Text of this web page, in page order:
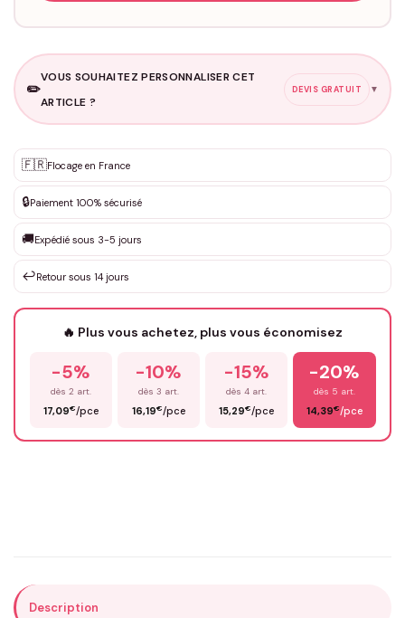
✏️
VOUS SOUHAITEZ PERSONNALISER CET
ARTICLE ?
DEVIS GRATUIT ▼
✨ Personnalisation sur mesure
DEVIS GRATUIT · Personnalisation de 3 à 10€ selon la demande
Que souhaitez-vous ?*
Votre texte / idée*
Prénom*
🇫🇷Flocage en France
🔒Paiement 100% sécurisé
🚚Expédié sous 3-5 jours
↩️Retour sous 14 jours
🔥 Plus vous achetez, plus vous économisez
-5%
dès 2 art.
17,09€/pce
-10%
dès 3 art.
16,19€/pce
-15%
dès 4 art.
15,29€/pce
-20%
dès 5 art.
14,39€/pce
Description